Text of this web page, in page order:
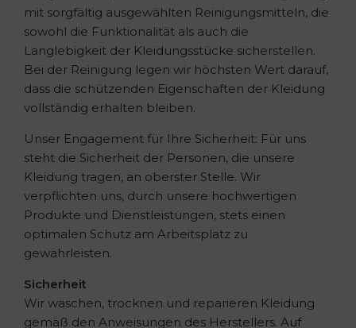
mit sorgfältig ausgewählten Reinigungsmitteln, die
sowohl die Funktionalität als auch die
Langlebigkeit der Kleidungsstücke sicherstellen.
Bei der Reinigung legen wir höchsten Wert darauf,
dass die schützenden Eigenschaften der Kleidung
vollständig erhalten bleiben.
Unser Engagement für Ihre Sicherheit: Für uns
steht die Sicherheit der Personen, die unsere
Kleidung tragen, an oberster Stelle. Wir
verpflichten uns, durch unsere hochwertigen
Produkte und Dienstleistungen, stets einen
optimalen Schutz am Arbeitsplatz zu
gewährleisten.
Sicherheit
Wir waschen, trocknen und reparieren Kleidung
gemäß den Anweisungen des Herstellers. Auf